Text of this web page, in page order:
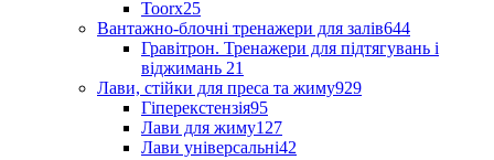
Toorx25
Вантажно-блочні тренажери для залів644
Гравітрон. Тренажери для підтягувань і
віджимань 21
Лави, стійки для преса та жиму929
Гіперекстензія95
Лави для жиму127
Лави універсальні42